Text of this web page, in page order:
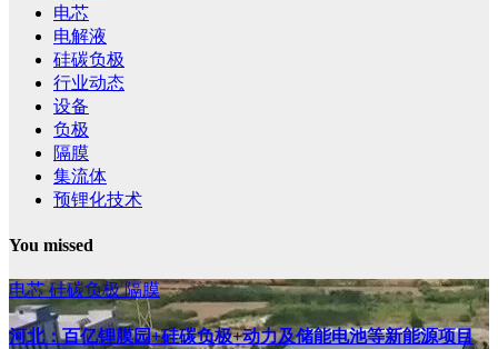
电芯
电解液
硅碳负极
行业动态
设备
负极
隔膜
集流体
预锂化技术
You missed
电芯硅碳负极隔膜
河北：百亿锂膜园+硅碳负极+动力及储能电池等新能源项目